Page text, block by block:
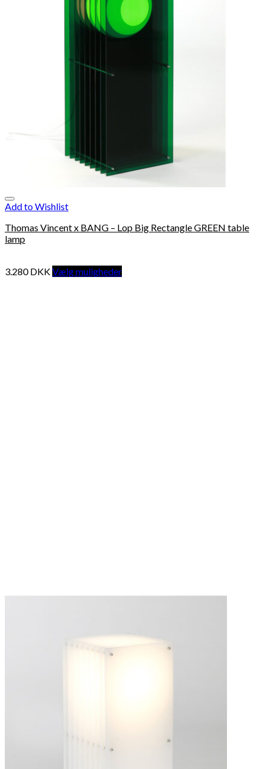
Add to Wishlist
Thomas Vincent x BANG – Lop Big Rectangle GREEN table
lamp
3.280DKKVælg muligheder